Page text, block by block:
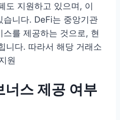
도 지원하고 있으며, 이
니다. DeFi는 중앙기관
를 제공하는 것으로, 현
니다. 따라서 해당 거래소
원
너스 제공 여부